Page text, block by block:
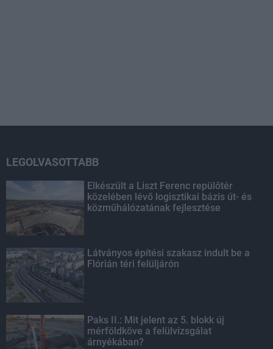
LEGOLVASOTTABB
Elkészült a Liszt Ferenc repülőtér
közelében lévő logisztikai bázis út- és
közműhálózatának fejlesztése
Látványos építési szakasz indult be a
Flórián téri felüljárón
Paks II.: Mit jelent az 5. blokk új
mérföldköve a felülvizsgálat
árnyékában?